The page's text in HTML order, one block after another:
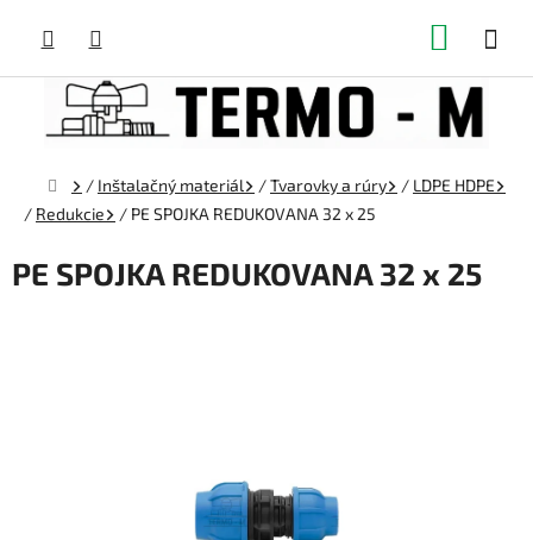
obsah
Domov
/ Inštalačný materiál /Tvarovky a rúry / LDPE HDPE
/ Redukcie / PE SPOJKA REDUKOVANA 32 x 25
PE SPOJKA REDUKOVANA 32 x 25